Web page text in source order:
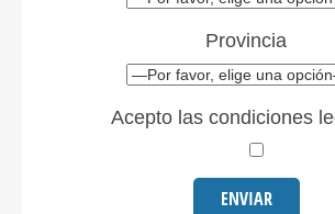
Provincia
Acepto las condiciones